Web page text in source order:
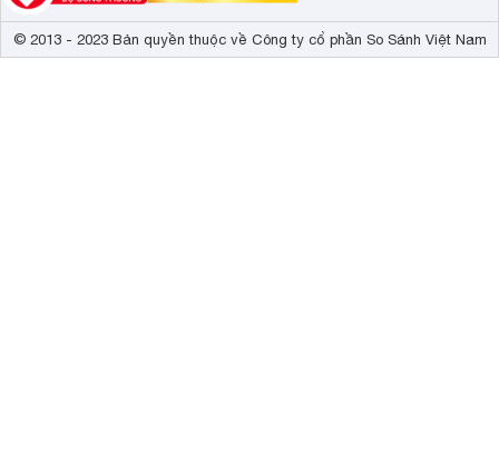
© 2013 - 2023 Bản quyền thuộc về Công ty cổ phần So Sánh Việt Nam